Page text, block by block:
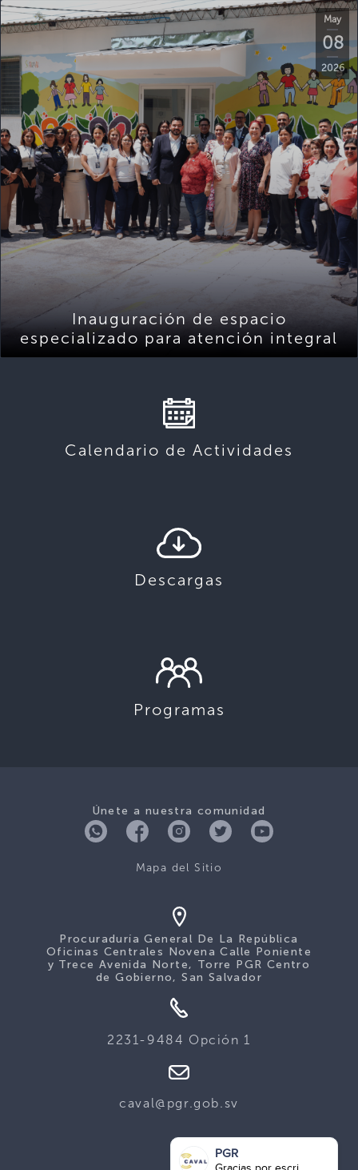
May
08
2026
Inauguración de espacio
especializado para atención integral
Calendario de Actividades
Descargas
Programas
Únete a nuestra comunidad
Mapa del Sitio
Procuraduría General De La República
Oficinas Centrales Novena Calle Poniente
y Trece Avenida Norte, Torre PGR Centro
de Gobierno, San Salvador
2231-9484 Opción 1
caval@pgr.gob.sv